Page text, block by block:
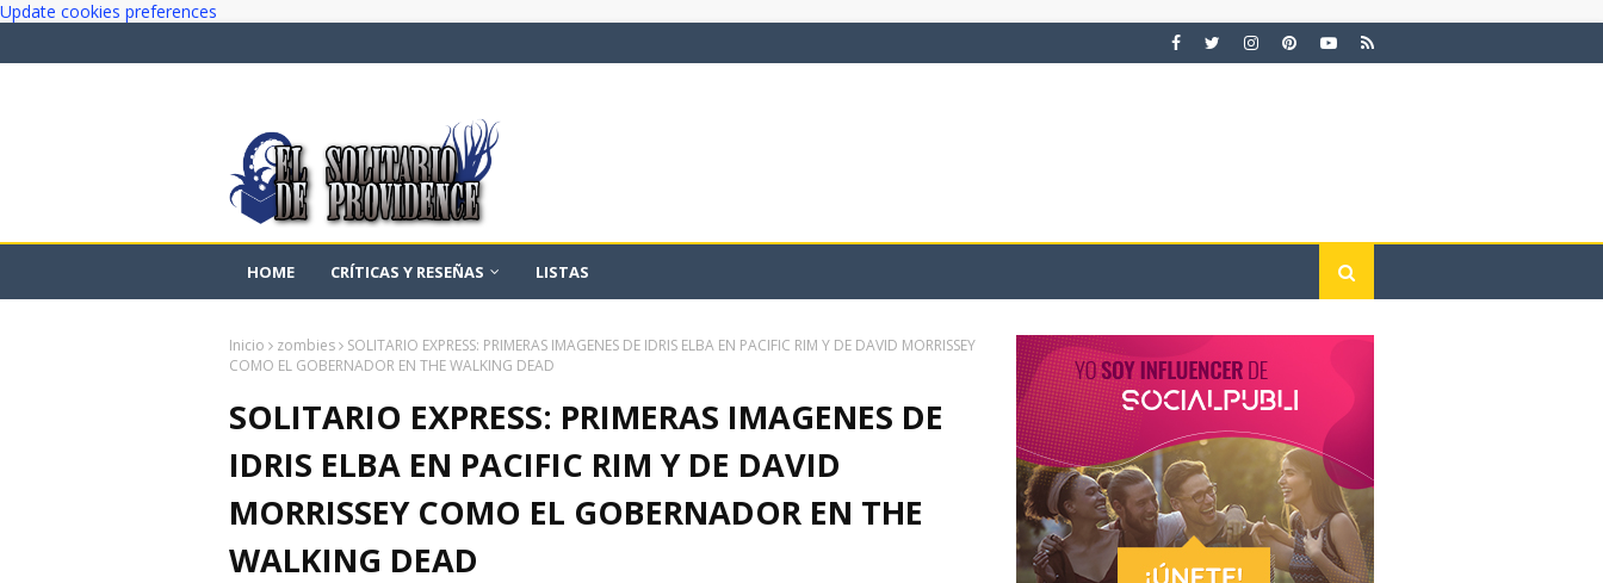
Update cookies preferences
HOME CRÍTICAS Y RESEÑAS LISTAS
Inicio zombies
SOLITARIO EXPRESS: PRIMERAS IMAGENES DE IDRIS ELBA EN PACIFIC RIM Y DE DAVID MORRISSEY
COMO EL GOBERNADOR EN THE WALKING DEAD
SOLITARIO EXPRESS: PRIMERAS IMAGENES DE
IDRIS ELBA EN PACIFIC RIM Y DE DAVID
MORRISSEY COMO EL GOBERNADOR EN THE
WALKING DEAD